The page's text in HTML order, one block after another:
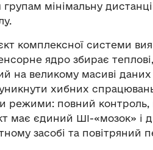
мінімальну
комплексної системи
ядро збирає теплові,
на великому масиві даних
хибних спрацювань
режими: повний контроль,
має єдиний ШІ-«мозок» і
засобі та повітряний